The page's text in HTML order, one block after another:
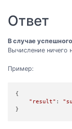
Ответ
В случае
Вычисление ничего
Пример:
{
"result" :
}